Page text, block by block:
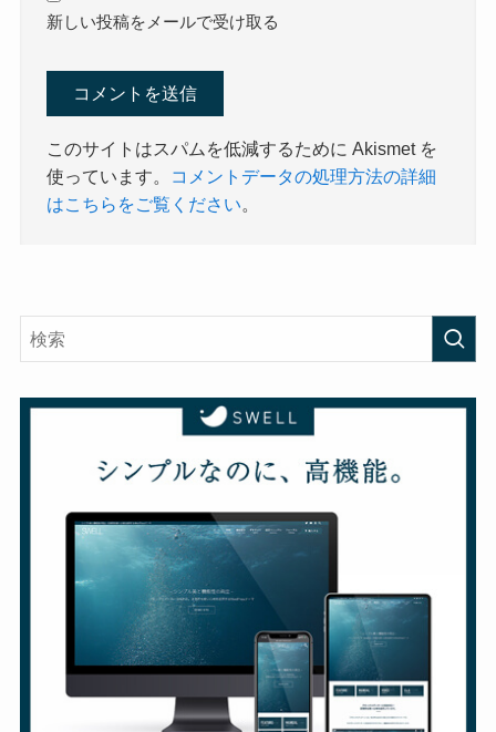
新しい投稿をメールで受け取る
このサイトはスパムを低減するために Akismet を
使っています。
コメントデータの処理方法の詳細
はこちらをご覧ください